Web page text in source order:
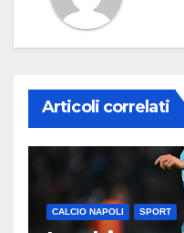
Articoli correlati
CALCIO NAPOLI SPORT